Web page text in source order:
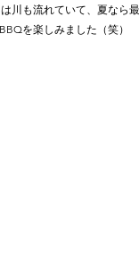
川も流れていて、夏なら
を楽しみました（笑）